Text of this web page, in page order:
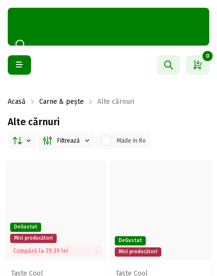
0
Acasă Carne & pește Alte cărnuri
Alte cărnuri
Filtrează Made in Ro
DeGustat
Mici producători
Cumpără la 29.39 lei
Taste Cool
DeGustat
Mici producători
Taste Cool